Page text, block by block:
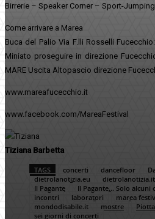
Birrerie – Speaker Corner – Sport-Jumping
Come arrivare a Marea
Buca del Palio Via F.lli Rosselli
Miniato proseguire in direzione
MARE Uscita Altopascio direzione
www.mareafucecchio.it
www.facebook.com/MareaFestival
Tiziana Barbetta
TAGS concerti dancefloor
dietrolanotizia.eu
dietrolanotizia.it
Il Pagante
Il Pagante… Solo alcuni
incontri
laboratori marea
mondodisabile.it
mostre Piotta
sei giorni di concerti